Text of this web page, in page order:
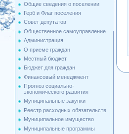
Общие сведения о поселении
Герб и Флаг поселения
Совет депутатов
Общественное самоуправление
Администрация
О приеме граждан
Местный бюджет
Бюджет для граждан
Финансовый менеджмент
Прогноз социально-
экономического развития
Муниципальные закупки
Реестр расходных обязательств
Муниципальное имущество
Муниципальные программы